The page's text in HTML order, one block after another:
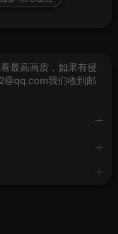
最高画质，如果有侵
我们收到邮